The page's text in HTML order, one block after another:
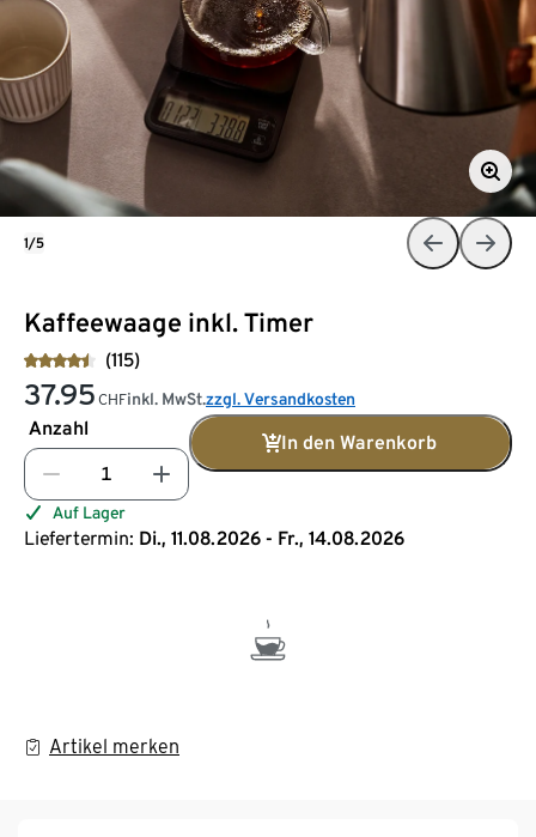
Kaffeewaage inkl. Timer
(115)
37.95 CHFinkl. MwSt.zzgl. Versandkosten
Anzahl
In den Warenkorb
Auf Lager
Liefertermin: Di., 11.08.2026 - Fr., 14.08.2026
Artikel merken
1/5